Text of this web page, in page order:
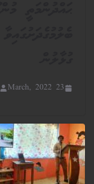
23 March, 2022